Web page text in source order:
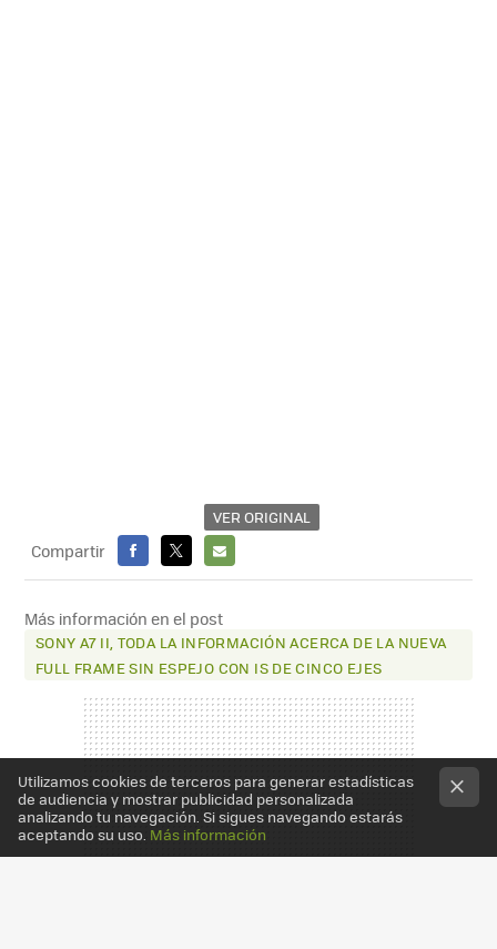
VER ORIGINAL
Compartir
FACEBOOK
X
E-
MAIL
Más información en el post
SONY A7 II, TODA LA INFORMACIÓN ACERCA DE LA NUEVA
FULL FRAME SIN ESPEJO CON IS DE CINCO EJES
Utilizamos cookies de terceros para generar estadísticas
de audiencia y mostrar publicidad personalizada
analizando tu navegación. Si sigues navegando estarás
aceptando su uso. Más información